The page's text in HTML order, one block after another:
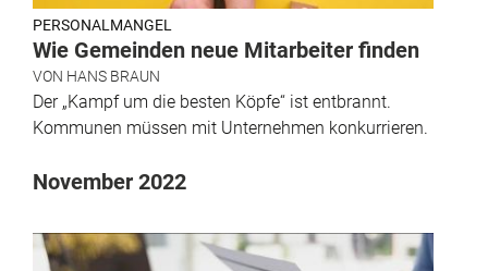
PERSONALMANGEL
Wie Gemeinden neue Mitarbeiter finden
VON HANS BRAUN
Der „Kampf um die besten Köpfe“ ist entbrannt.
Kommunen müssen mit Unternehmen konkurrieren.
November 2022